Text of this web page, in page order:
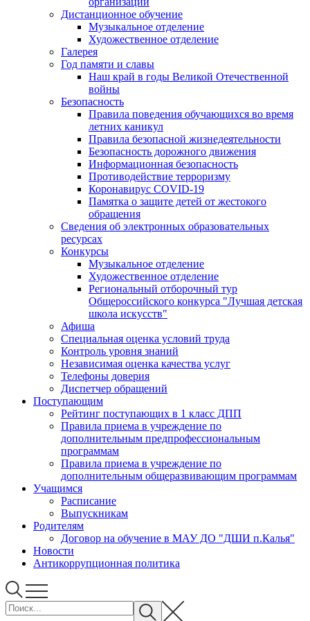
Дистанционное обучение
Музыкальное отделение
Художественное отделение
Галерея
Год памяти и славы
Наш край в годы Великой Отечественной
войны
Безопасность
Правила поведения обучающихся во время
летних каникул
Правила безопасной жизнедеятельности
Безопасность дорожного движения
Информационная безопасность
Противодействие терроризму
Коронавирус COVID-19
Памятка о защите детей от жестокого
обращения
Сведения об электронных образовательных
ресурсах
Конкурсы
Музыкальное отделение
Художественное отделение
Региональный отборочный тур
Общероссийского конкурса "Лучшая детская
школа искусств"
Афиша
Специальная оценка условий труда
Контроль уровня знаний
Независимая оценка качества услуг
Телефоны доверия
Диспетчер обращений
Поступающим
Рейтинг поступающих в 1 класс ДПП
Правила приема в учреждение по
дополнительным предпрофессиональным
программам
Правила приема в учреждение по
дополнительным общеразвивающим программам
Учащимся
Расписание
Выпускникам
Родителям
Договор на обучение в МАУ ДО "ДШИ п.Калья"
Новости
Антикоррупционная политика